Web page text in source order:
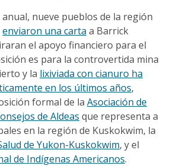
nueve pueblos de la región
enviaron una carta a Barrick
el apoyo financiero para el
es para la controvertida mina
y la lixiviada con cianuro ha
en los últimos años,
formal de la Asociación de
de Aldeas que representa a
en la región de Kuskokwim, la
de Yukon-Kuskokwim, y el
de Indígenas Americanos.